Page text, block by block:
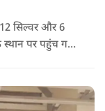
पर पहुंच गया